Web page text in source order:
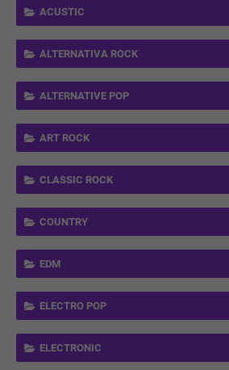
ACUSTIC
ALTERNATIVA ROCK
ALTERNATIVE POP
ART ROCK
CLASSIC ROCK
COUNTRY
EDM
ELECTRO POP
ELECTRONIC